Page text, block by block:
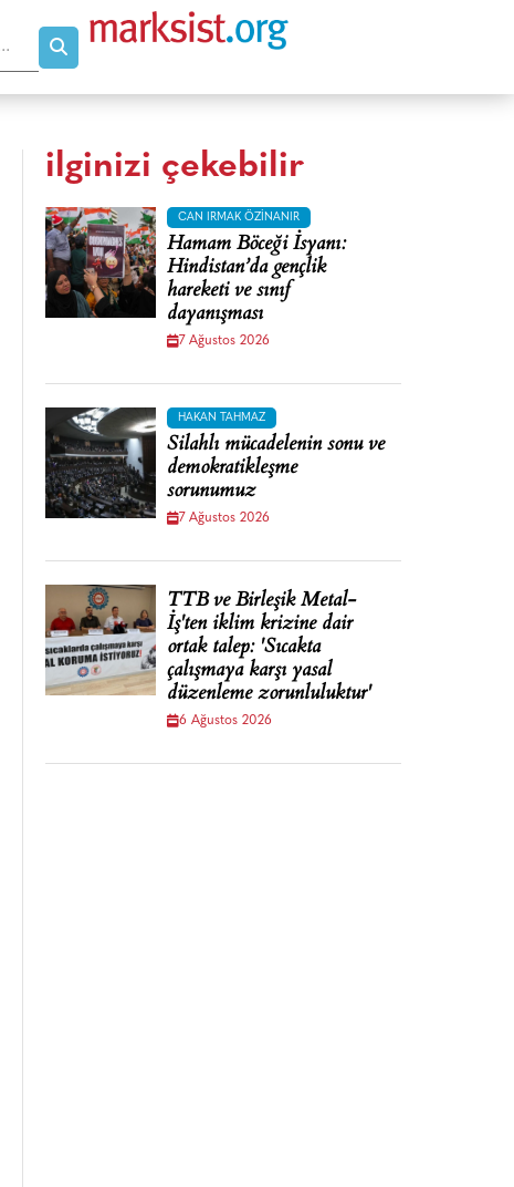
ilginizi çekebilir
CAN IRMAK ÖZINANIR
Hamam Böceği İsyanı:
Hindistan’da gençlik
hareketi ve sınıf
dayanışması
7 Ağustos 2026
HAKAN TAHMAZ
Silahlı mücadelenin sonu ve
demokratikleşme
sorunumuz
7 Ağustos 2026
TTB ve Birleşik Metal-
İş'ten iklim krizine dair
ortak talep: 'Sıcakta
çalışmaya karşı yasal
düzenleme zorunluluktur'
6 Ağustos 2026